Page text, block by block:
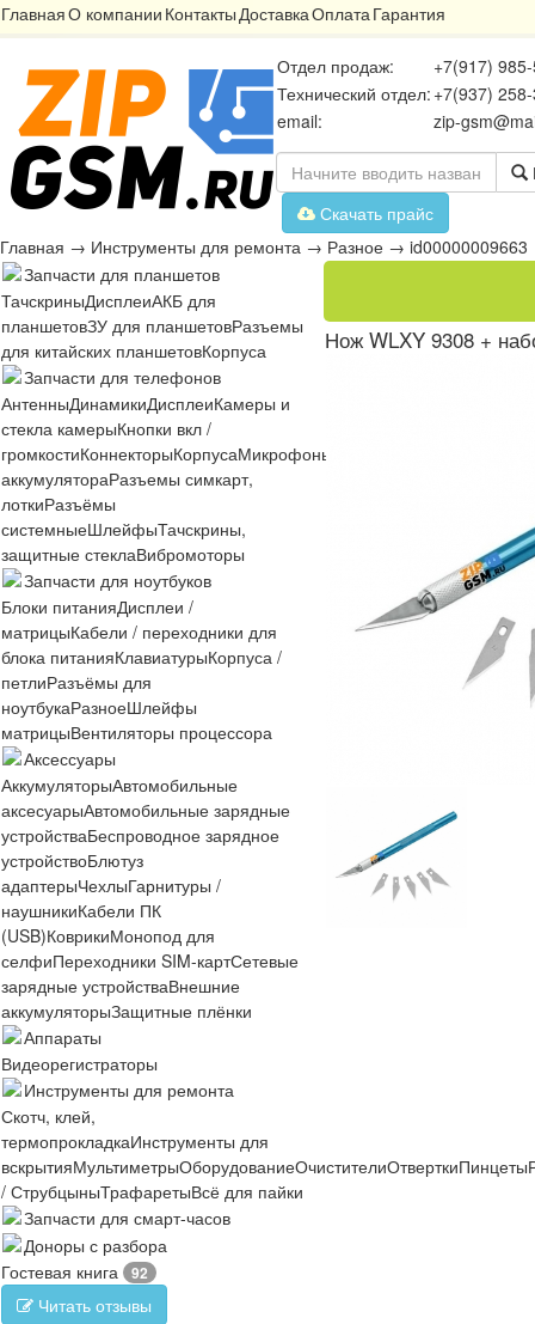
ГлавнаяО компании КонтактыДоставкаОплатаГарантия
Отдел продаж:
+7(917)
Технический отдел: +7(937)
email:
zip-
Скачать прайс
Главная → Инструменты для ремонта → Разное → id00000009663
Запчасти для планшетов
ТачскриныДисплеиАКБ для
планшетовЗУ для планшетовРазъемы
для китайских планшетовКорпуса
Запчасти для телефонов
АнтенныДинамикиДисплеиКамеры и
стекла камерыКнопки вкл /
громкостиКоннекторыКорпусаМикрофоны
аккумулятораРазъемы симкарт,
лоткиРазъёмы
системныеШлейфыТачскрины,
защитные стеклаВибромоторы
Запчасти для ноутбуков
Блоки питанияДисплеи /
матрицыКабели / переходники для
блока питанияКлавиатурыКорпуса /
петлиРазъёмы для
ноутбукаРазноеШлейфы
матрицыВентиляторы процессора
Аксессуары
АккумуляторыАвтомобильные
аксесуарыАвтомобильные зарядные
устройстваБеспроводное зарядное
устройствоБлютуз
адаптерыЧехлыГарнитуры /
наушникиКабели ПК
(USB)КоврикиМонопод для
селфиПереходники SIM-картСетевые
зарядные устройстваВнешние
аккумуляторыЗащитные плёнки
Аппараты
Видеорегистраторы
Инструменты для ремонта
Скотч, клей,
термопрокладкаИнструменты для
вскрытияМультиметрыОборудованиеОчистителиОтверткиПинцеты
/ СтрубцыныТрафаретыВсё для пайки
Запчасти для смарт-часов
Доноры с разбора
Гостевая книга
92
Читать отзывы
Нож WLXY 9308 +